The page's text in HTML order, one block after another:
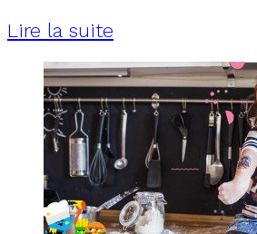
Lire la suite